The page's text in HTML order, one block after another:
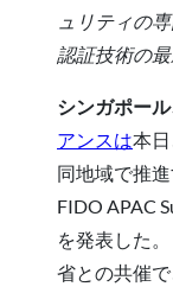
ュリティの
認証技術の最
シンガポー
アンスは本
同地域で推
FIDO APAC
を発表した
省との共催